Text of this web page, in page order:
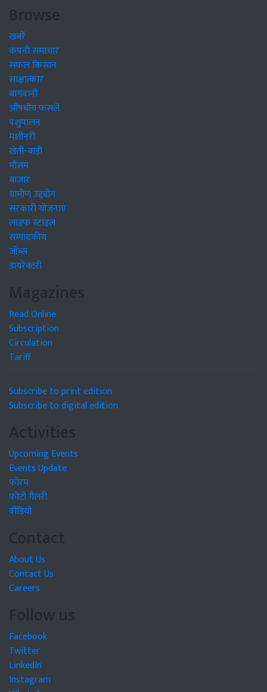
Browse
खबरें
कंपनी समाचार
सफल किसान
साक्षात्कार
बागवानी
औषधीय फसलें
पशुपालन
मशीनरी
खेती-बाड़ी
मौसम
बाजार
ग्रामीण उद्द्योग
सरकारी योजनाएं
लाइफ स्टाइल
सम्पादकीय
जॉब्स
डायरेक्टरी
Magazines
Read Online
Subscription
Circulation
Tariff
Subscribe to print edition
Subscribe to digital edition
Activities
Upcoming Events
Events Update
फोरम
फोटो गैलरी
वीडियो
Contact
About Us
Contact Us
Careers
Follow us
Facebook
Twitter
LinkedIn
Instagram